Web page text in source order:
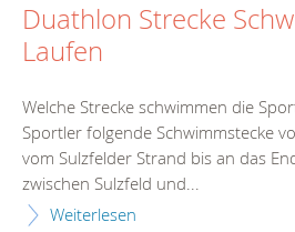
Duathlon Strecke
Laufen
Welche Strecke schwimmen die
Sportler folgende Schwimmstecke
vom Sulzfelder Strand bis an das
zwischen Sulzfeld und...
Weiterlesen